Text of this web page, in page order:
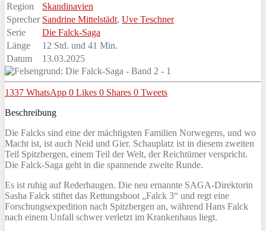
Region
Skandinavien
Sprecher Sandrine Mittelstädt, Uve Teschner
Serie
Die Falck-Saga
Länge
12 Std. und 41 Min.
Datum
13.03.2025
1337 WhatsApp 0 Likes 0 Shares 0 Tweets
Beschreibung
Die Falcks sind eine der mächtigsten Familien Norwegens, und wo
Macht ist, ist auch Neid und Gier. Schauplatz ist in diesem zweiten
Teil Spitzbergen, einem Teil der Welt, der Reichtümer verspricht.
Die Falck-Saga geht in die spannende zweite Runde.
Es ist ruhig auf Rederhaugen. Die neu ernannte SAGA-Direktorin
Sasha Falck stiftet das Rettungsboot „Falck 3“ und regt eine
Forschungsexpedition nach Spitzbergen an, während Hans Falck
nach einem Unfall schwer verletzt im Krankenhaus liegt.